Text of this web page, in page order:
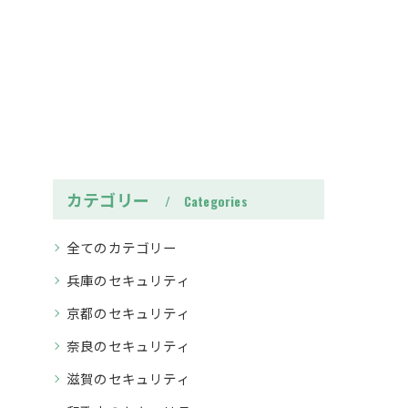
カテゴリー Categories
全てのカテゴリー
兵庫のセキュリティ
京都のセキュリティ
奈良のセキュリティ
滋賀のセキュリティ